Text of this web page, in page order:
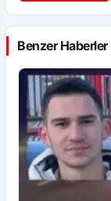
Benzer Haberler